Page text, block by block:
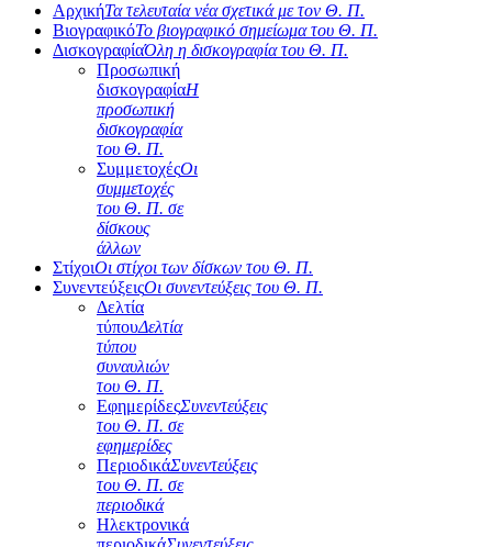
ΑρχικήΤα τελευταία νέα σχετικά με τον Θ. Π.
ΒιογραφικόΤο βιογραφικό σημείωμα του Θ. Π.
ΔισκογραφίαΌλη η δισκογραφία του Θ. Π.
Προσωπική
δισκογραφίαΗ
προσωπική
δισκογραφία
του Θ. Π.
ΣυμμετοχέςΟι
συμμετοχές
του Θ. Π. σε
δίσκους
άλλων
ΣτίχοιΟι στίχοι των δίσκων του Θ. Π.
ΣυνεντεύξειςΟι συνεντεύξεις του Θ. Π.
Δελτία
τύπουΔελτία
τύπου
συναυλιών
του Θ. Π.
ΕφημερίδεςΣυνεντεύξεις
του Θ. Π. σε
εφημερίδες
ΠεριοδικάΣυνεντεύξεις
του Θ. Π. σε
περιοδικά
Ηλεκτρονικά